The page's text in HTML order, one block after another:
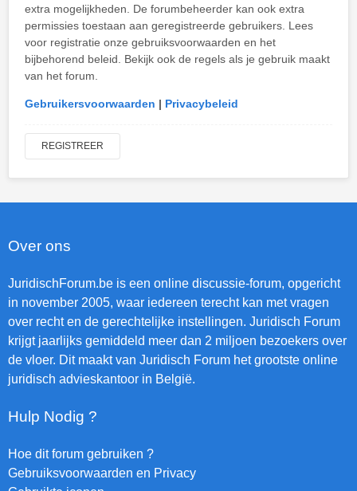
extra mogelijkheden. De forumbeheerder kan ook extra
permissies toestaan aan geregistreerde gebruikers. Lees
voor registratie onze gebruiksvoorwaarden en het
bijbehorend beleid. Bekijk ook de regels als je gebruik maakt
van het forum.
Gebruikersvoorwaarden | Privacybeleid
REGISTREER
Over ons
JuridischForum.be is een online discussie-forum, opgericht
in november 2005, waar iedereen terecht kan met vragen
over recht en de gerechtelijke instellingen. Juridisch Forum
krijgt jaarlijks gemiddeld meer dan 2 miljoen bezoekers over
de vloer. Dit maakt van Juridisch Forum het grootste online
juridisch advieskantoor in België.
Hulp Nodig ?
Hoe dit forum gebruiken ?
Gebruiksvoorwaarden en Privacy